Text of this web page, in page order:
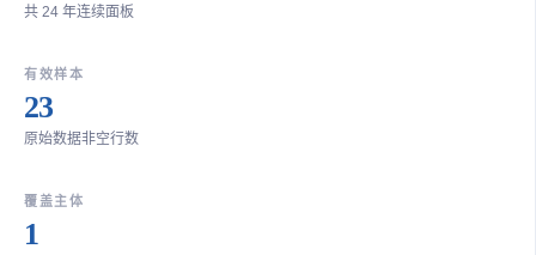
共 24 年连续面板
有效样本
23
原始数据非空行数
覆盖主体
1